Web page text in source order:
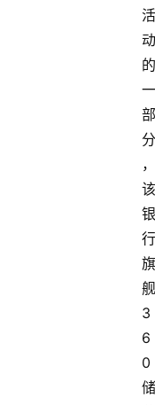
活
动
的
一
部
分
，
该
银
行
旗
舰
3
6
0
储